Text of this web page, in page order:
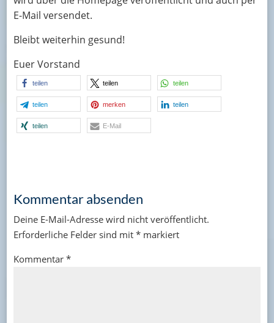
E-Mail versendet.
Bleibt weiterhin gesund!
Euer Vorstand
teilen teilen teilen
teilen merken teilen
teilen E-Mail
Kommentar absenden
Deine E-Mail-Adresse wird nicht veröffentlicht.
Erforderliche Felder sind mit *markiert
Kommentar *